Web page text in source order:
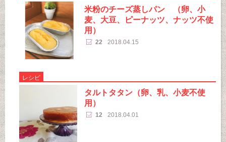
米粉のチーズ蒸しパン （卵、小
麦、大豆、ピーナッツ、ナッツ不使
用）
22 2018.04.15
レシピ
タルトタタン（卵、乳、小麦不使
用）
12 2018.04.01